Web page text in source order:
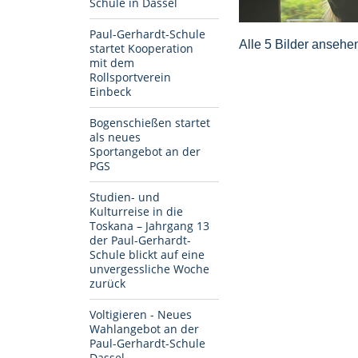
Paul-Gerhardt-Schule
startet Kooperation
mit dem
Rollsportverein
Einbeck
Bogenschießen startet
als neues
Sportangebot an der
PGS
Studien- und
Kulturreise in die
Toskana – Jahrgang 13
der Paul-Gerhardt-
Schule blickt auf eine
unvergessliche Woche
zurück
Voltigieren - Neues
Wahlangebot an der
Paul-Gerhardt-Schule
Alle 5 Bilder